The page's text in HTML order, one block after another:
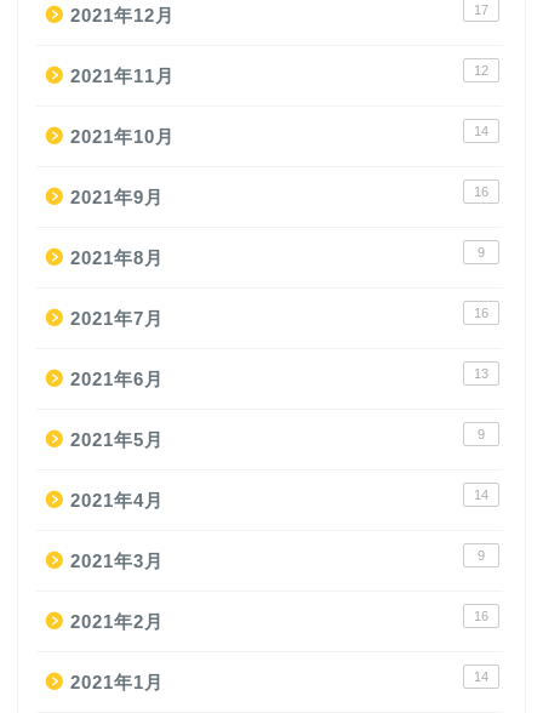
2021年12月 17
2021年11月 12
2021年10月 14
2021年9月 16
2021年8月 9
2021年7月 16
2021年6月 13
2021年5月 9
2021年4月 14
2021年3月 9
2021年2月 16
2021年1月 14